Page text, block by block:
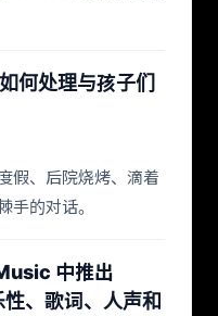
何处理与孩子们
假、后院烧烤、滴着
手的对话。
中推出
、歌词、人声和